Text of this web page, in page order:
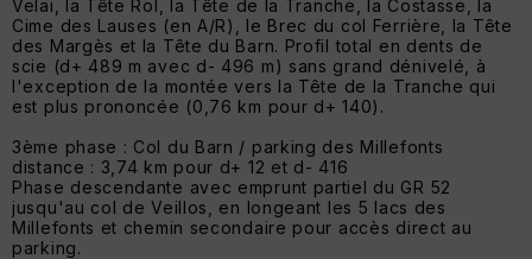
Velai, la Tête Rol, la Tête de la Tranche, la Costasse, la
Cime des Lauses (en A/R), le Brec du col Ferrière, la Tête
des Margès et la Tête du Barn. Profil total en dents de
scie (d+ 489 m avec d- 496 m) sans grand dénivelé, à
l'exception de la montée vers la Tête de la Tranche qui
est plus prononcée (0,76 km pour d+ 140).
3ème phase : Col du Barn / parking des Millefonts
distance : 3,74 km pour d+ 12 et d- 416
Phase descendante avec emprunt partiel du GR 52
jusqu'au col de Veillos, en longeant les 5 lacs des
Millefonts et chemin secondaire pour accès direct au
parking.